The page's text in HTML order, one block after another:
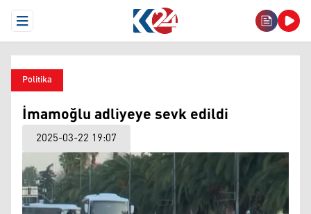
Open Menu
Politika
İmamoğlu adliyeye sevk edildi
2025-03-22 19:07